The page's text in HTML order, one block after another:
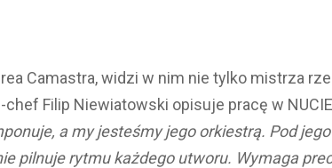
Camastra, widzi w nim nie tylko mistrza
Filip Niewiatowski opisuje pracę w
a my jesteśmy jego orkiestrą. Pod
pilnuje rytmu każdego utworu. Wymaga